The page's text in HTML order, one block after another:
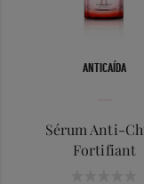
ANTICAÍDA
Sérum Anti-
Fortifiant